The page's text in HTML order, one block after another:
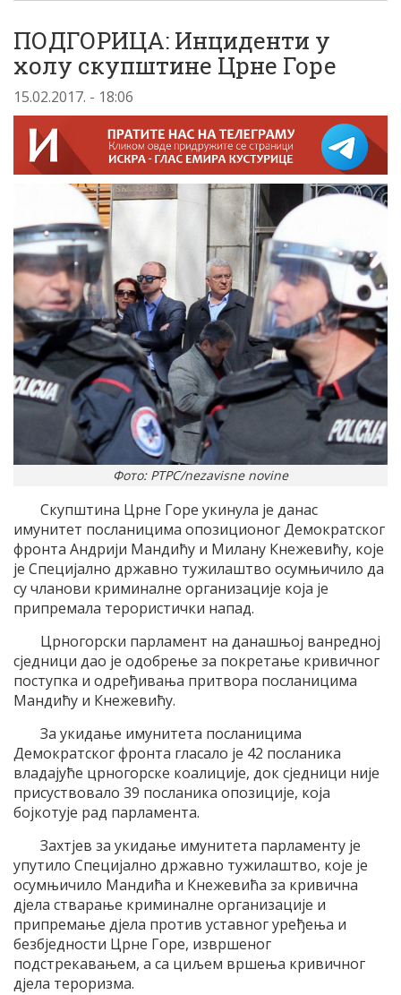
ПОДГОРИЦА: Инциденти у
холу скупштине Црне Горе
15.02.2017. - 18:06
Фото: РТРС/nezavisne novine
Скупштина Црне Горе укинула је данас
имунитет посланицима опозиционог Демократског
фронта Андрији Мандићу и Милану Кнежевићу, које
је Специјално државно тужилаштво осумњичило да
су чланови криминалне организације која је
припремала терористички напад.
Црногорски парламент на данашњој ванредној
сједници дао је одобрење за покретање кривичног
поступка и одређивања притвора посланицима
Мандићу и Кнежевићу.
За укидање имунитета посланицима
Демократског фронта гласало је 42 посланика
владајуће црногорске коалиције, док сједници није
присуствовало 39 посланика опозиције, која
бојкотује рад парламента.
Захтјев за укидање имунитета парламенту је
упутило Специјално државно тужилаштво, које је
осумњичило Мандића и Кнежевића за кривична
дјела стварање криминалне организације и
припремање дјела против уставног уређења и
безбједности Црне Горе, извршеног
подстрекавањем, а са циљем вршења кривичног
дјела тероризма.